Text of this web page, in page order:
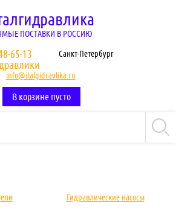
ПОСТАВКИ В РОССИЮ
65-13
Санкт-Петербург
info@italgidravlika.ru
В корзине пусто
Гидравлические насосы